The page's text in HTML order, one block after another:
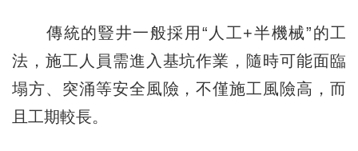
傳統的豎井一般採用“人工+半機械”的工
法，施工人員需進入基坑作業，隨時可能面臨
塌方、突涌等安全風險，不僅施工風險高，而
且工期較長。